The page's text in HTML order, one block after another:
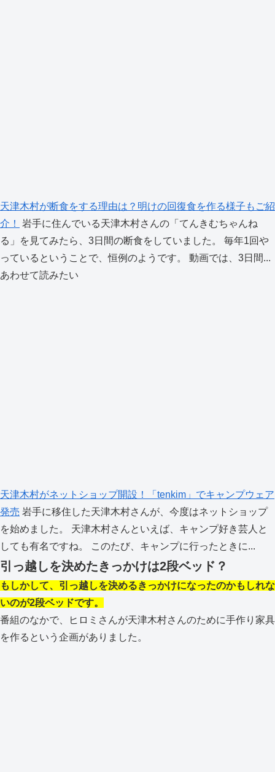
天津木村が断食をする理由は？明けの回復食を作る様子もご紹
介！
岩手に住んでいる天津木村さんの「てんきむちゃんね
る」を見てみたら、3日間の断食をしていました。 毎年1回や
っているということで、恒例のようです。 動画では、3日間...
あわせて読みたい
天津木村がネットショップ開設！「tenkim」でキャンプウェア
発売 岩手に移住した天津木村さんが、今度はネットショップ
を始めました。 天津木村さんといえば、キャンプ好き芸人と
しても有名ですね。 このたび、キャンプに行ったときに...
引っ越しを決めたきっかけは2段ベッド？
もしかして、引っ越しを決めるきっかけになったのかもしれな
いのが2段ベッドです。
番組のなかで、ヒロミさんが天津木村さんのために手作り家具
を作るという企画がありました。